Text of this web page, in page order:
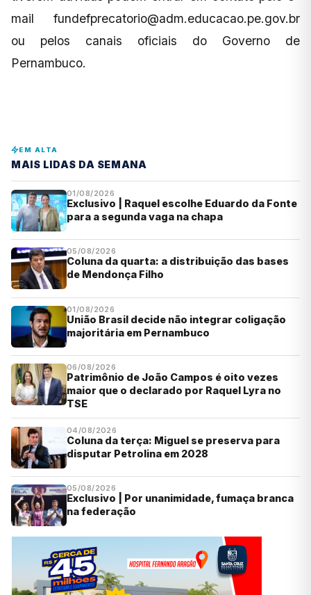
mail fundefprecatorio@adm.educacao.pe.gov.br
ou pelos canais oficiais do Governo de
Pernambuco.
EM ALTA
MAIS LIDAS DA SEMANA
01/08/2026
Exclusivo | Raquel escolhe Eduardo da Fonte
para a segunda vaga na chapa
05/08/2026
Coluna da quarta: a distribuição das bases
de Mendonça Filho
01/08/2026
União Brasil decide não integrar coligação
majoritária em Pernambuco
06/08/2026
Patrimônio de João Campos é oito vezes
maior que o declarado por Raquel Lyra no
TSE
04/08/2026
Coluna da terça: Miguel se preserva para
disputar Petrolina em 2028
05/08/2026
Exclusivo | Por unanimidade, fumaça branca
na federação